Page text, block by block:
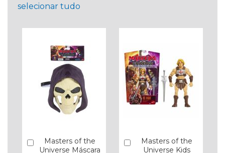
selecionar tudo
Masters of the
Universe Máscara
Comprar
Masters of the
Universe Kids
Comprar